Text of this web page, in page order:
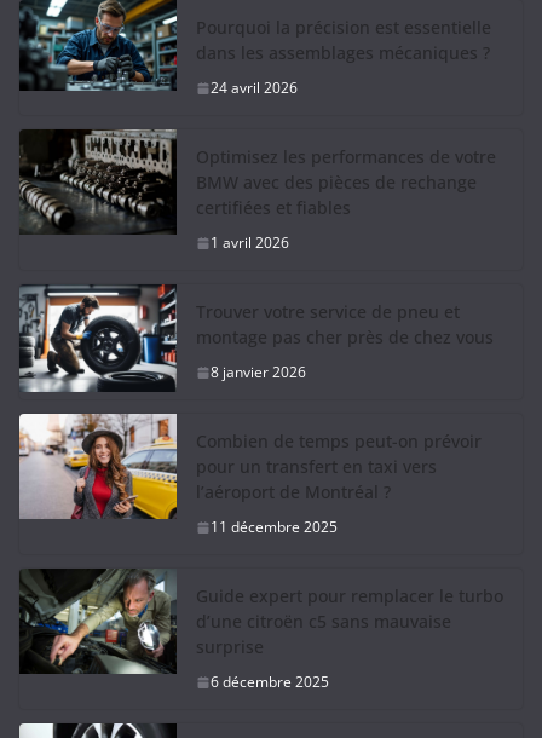
Pourquoi la précision est essentielle
dans les assemblages mécaniques ?
24 avril 2026
Optimisez les performances de votre
BMW avec des pièces de rechange
certifiées et fiables
1 avril 2026
Trouver votre service de pneu et
montage pas cher près de chez vous
8 janvier 2026
Combien de temps peut-on prévoir
pour un transfert en taxi vers
l’aéroport de Montréal ?
11 décembre 2025
Guide expert pour remplacer le turbo
d’une citroën c5 sans mauvaise
surprise
6 décembre 2025